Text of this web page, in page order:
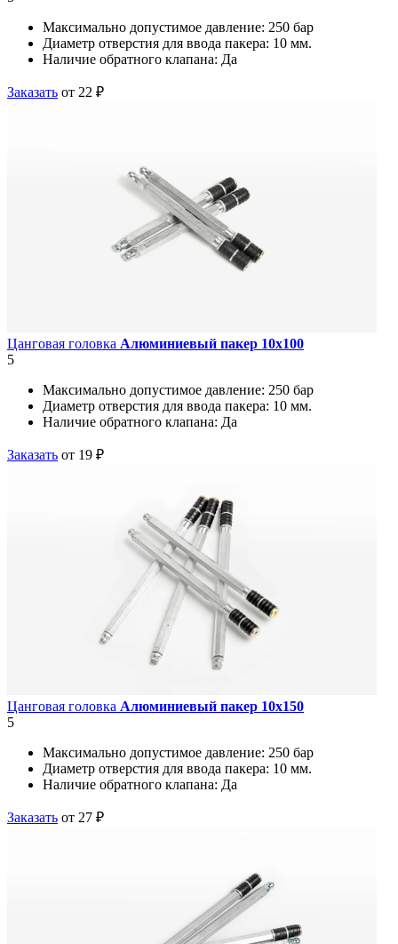
Максимально допустимое давление: 250 бар
Диаметр отверстия для ввода пакера: 10 мм.
Наличие обратного клапана: Да
Заказать от 22 ₽
Цанговая головка Алюминиевый пакер 10х100
5
Максимально допустимое давление: 250 бар
Диаметр отверстия для ввода пакера: 10 мм.
Наличие обратного клапана: Да
Заказать от 19 ₽
Цанговая головка Алюминиевый пакер 10х150
5
Максимально допустимое давление: 250 бар
Диаметр отверстия для ввода пакера: 10 мм.
Наличие обратного клапана: Да
Заказать от 27 ₽